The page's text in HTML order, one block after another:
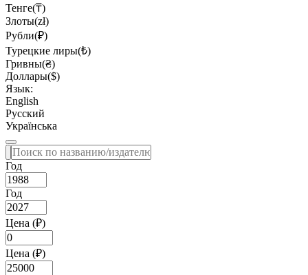
Тенге(₸)
Злоты(zł)
Рубли(₽)
Турецкие лиры(₺)
Гривны(₴)
Доллары($)
Язык:
English
Русский
Українська
Год
Год
Цена (₽)
Цена (₽)